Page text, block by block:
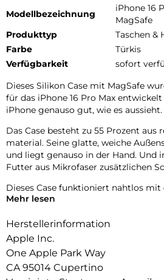
Modellbezeichnung
iPhone 16
MagSafe
Produkttyp
Taschen &
Farbe
Türkis
Verfügbarkeit
sofort
Dieses Silikon Case mit MagSafe
für das iPhone 16 Pro Max
iPhone genauso gut, wie es aussieht.
Das Case besteht zu 55 Prozent
material. Seine glatte, weiche
und liegt genauso in der Hand. Und
Futter aus Mikrofaser zusätzlichen
Dieses Case funktioniert nahtlos mit
Es hat eine Saphir­kappe mit einer
steuerung erkennen kann.
Mit integrierten Magneten, die sich
Max ausrichten, hält das Case ganz
schnelleres kabelloses Laden. Lass
Mehr lesen
Herstellerinformation
Apple Inc.
One Apple Park Way
CA 95014 Cupertino